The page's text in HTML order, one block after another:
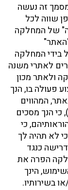
זה נעשה
שווה לכל
של המחלקה
בידי המחלקה
לאתרי משנה
ולאתר מכון
פעולה בו, הנך
המהווים
הנך מסכים
כי
לא תהיה לך
כנגד
הפרה את
הינך
בשירותיו.